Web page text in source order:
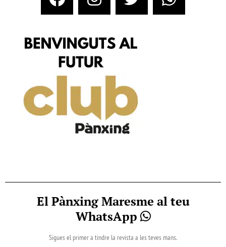
El Pànxing Maresme al teu
WhatsApp
Sigues el primer a tindre la revista a les teves mans.